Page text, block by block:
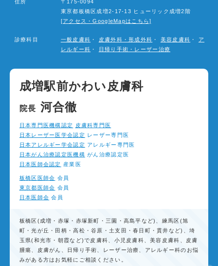
住所
〒175-0094
東亰都板橋区成増2-17-13 ヒューリック成増2階
[アクセス・GoogleMapはこちら]
診療科目 一般皮膚科 ・ 皮膚外科・形成外科 ・ 美容皮膚科 ・
ア
レルギー科 ・ 日帰り手術・レーザー治療
成増駅前かわい皮膚科
院長 河合徹
日本専門医機構認定
皮膚科専門医
日本レーザー医学会認定 レーザー専門医
日本アレルギー学会認定 アレルギー専門医
日本がん治療認定医機構 がん治療認定医
日本医師会認定
産業医
板橋区医師会 会員
東京都医師会 会員
日本医師会 会員
板橋区(成増・赤塚・赤塚新町・三園・高島平など)、練馬区(旭
町・光が丘・田柄・高松・谷原・土支田・春日町・貫井など)、埼
玉県(和光市・朝霞など)で皮膚科、小児皮膚科、美容皮膚科、皮膚
腫瘍、皮膚がん、日帰り手術、レーザー治療、アレルギー科のお悩
みがある方はお気軽にご相談ください。
日 月 火 水
2 3
9 10
23 24 25 26 27 28
30 31